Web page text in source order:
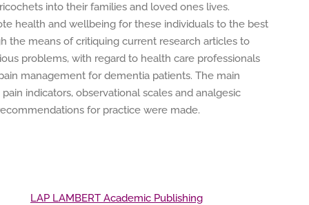
into their families and loved ones lives.
health and wellbeing for these individuals to the best
the means of critiquing current research articles to
problems, with regard to health care professionals
management for dementia patients. The main
indicators, observational scales and analgesic
for practice were made.
LAP LAMBERT Academic Publishing